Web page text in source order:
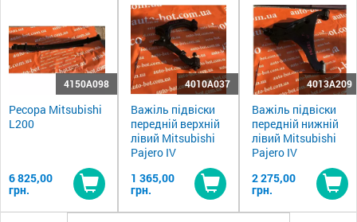
4150A098
Ресора Mitsubishi
L200
6 825,00
грн.
Купити
4010A037
Важіль підвіски
передній верхній
лівий Mitsubishi
Pajero IV
1 365,00
грн.
Купити
4013A209
Важіль підвіски
передній нижній
лівий Mitsubishi
Pajero IV
2 275,00
грн.